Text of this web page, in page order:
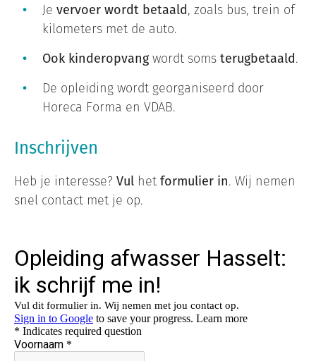
Je vervoer wordt betaald, zoals bus, trein of
kilometers met de auto.
Ook kinderopvangwordt soms terugbetaald.
De opleiding wordt georganiseerd door
Horeca Forma en VDAB.
Inschrijven
Heb je interesse? Vul het formulier in. Wij nemen
snel contact met je op.